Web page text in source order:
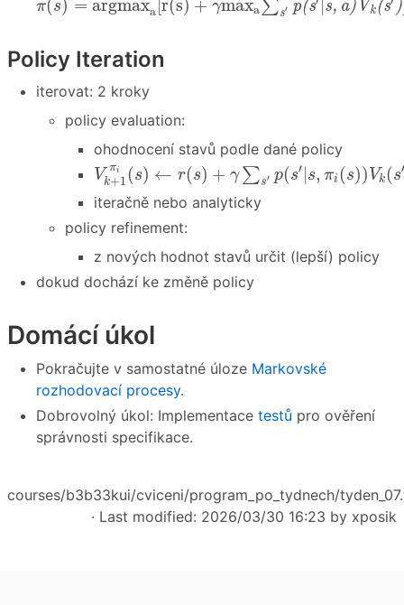
π(s) = argmaxa[r(s) + γmaxa∑s′ p(s |s, a) Vk (s )
Policy Iteration
iterovat: 2 kroky
policy evaluation:
ohodnocení stavů podle dané policy
V πi
k+1 (s) ← r(s) + γ ∑s′ p(s′|s, πi (s)) Vk (s′
Vk+ 1 πi s ←r s + ∑s′ s′ s s) Vk( s′
iteračně nebo analyticky
policy refinement:
z nových hodnot stavů určit (lepší) policy
dokud dochází ke změně policy
Domácí úkol
Pokračujte v samostatné úloze Markovské
rozhodovací procesy.
Dobrovolný úkol: Implementace testů pro ověření
správnosti specifikace.
courses/b3b33kui/cviceni/program_po_tydnech/
· Last modified: 2026/03/30 16:23 by xposik